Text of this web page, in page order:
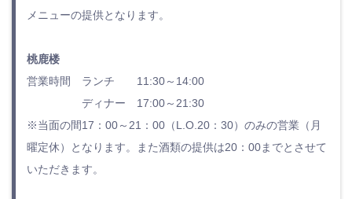
メニューの提供となります。
桃鹿楼
営業時間 ランチ 11:30～14:00
ディナー 17:00～21:30
※当面の間17：00～21：00（L.O.20：30）のみの営業（月
曜定休）となります。また酒類の提供は20：00までとさせて
いただきます。